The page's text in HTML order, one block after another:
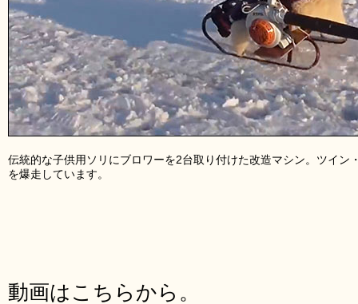
伝統的な子供用ソリにブロワーを2台取り付けた改造マシン。ツイン
を爆走しています。
動画はこちらから。